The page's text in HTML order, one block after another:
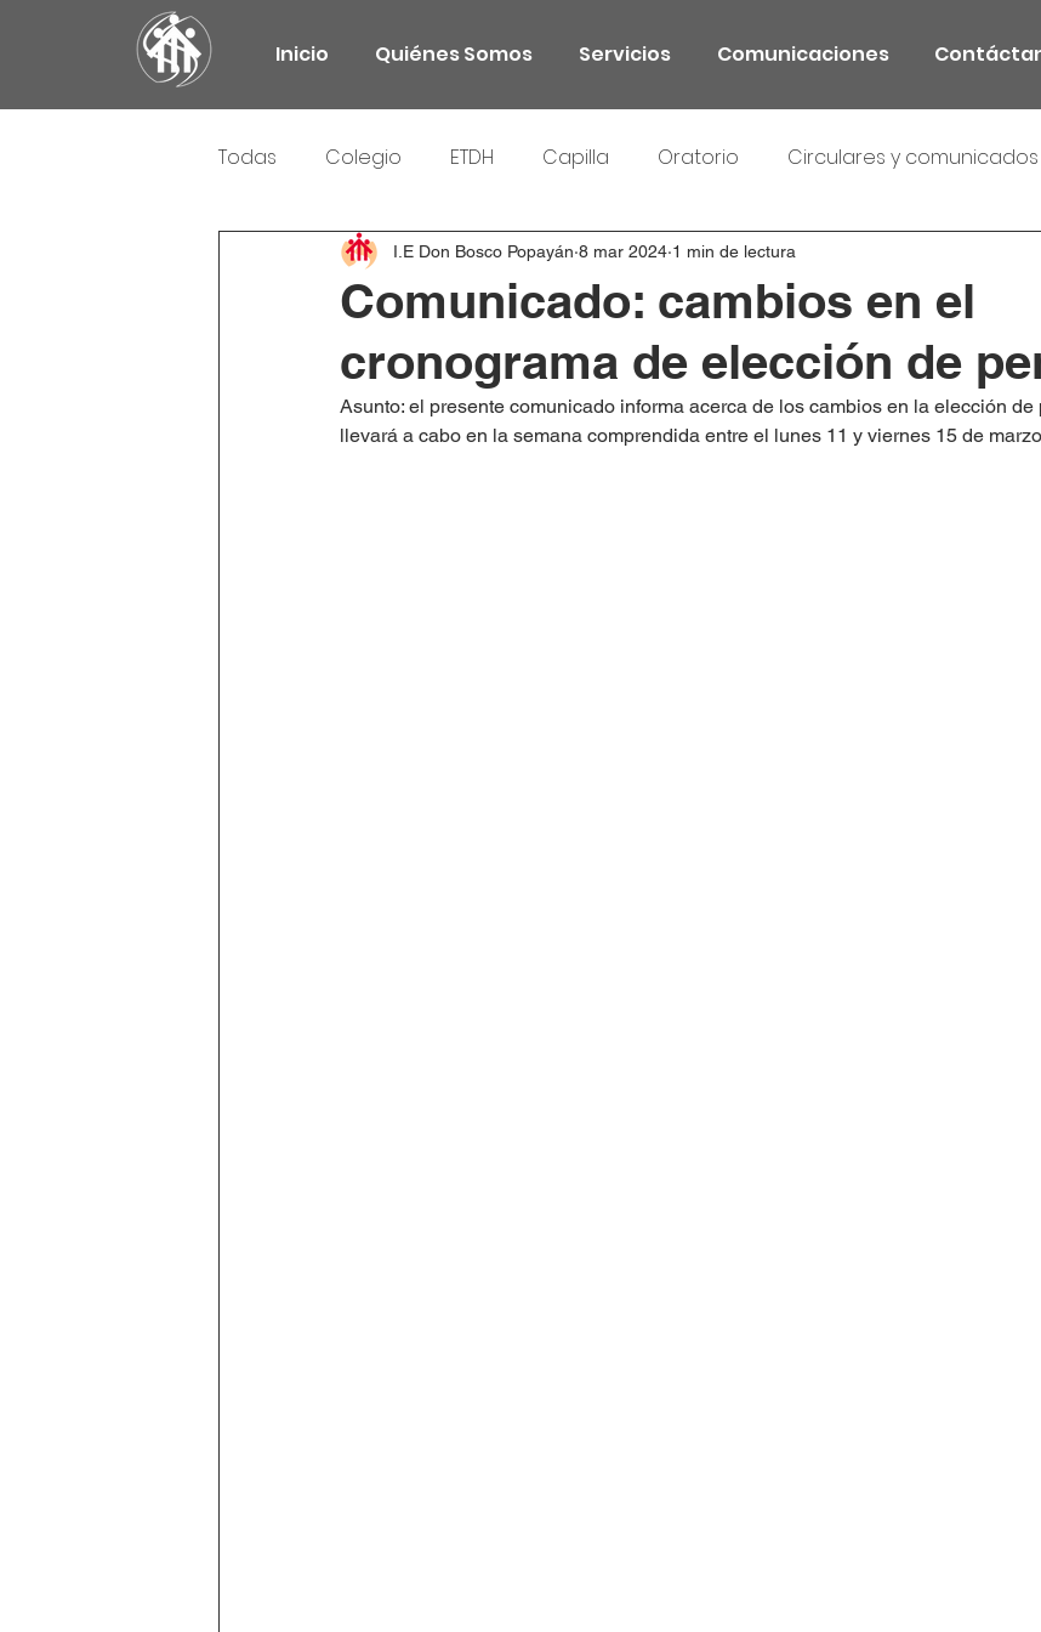
Inicio Quiénes Somos Servicios Comunicaciones
Todas Colegio ETDH Capilla Oratorio Circulares y comunicados
Responsabilidad Social
Comunicado: cambios en el
cronograma de elección de
I.E Don Bosco Popayán 8 mar 2024 1 min de lectura
Asunto: el presente comunicado informa acerca de los cambios en la elección de
llevará a cabo en la semana comprendida entre el lunes 11 y viernes 15 de